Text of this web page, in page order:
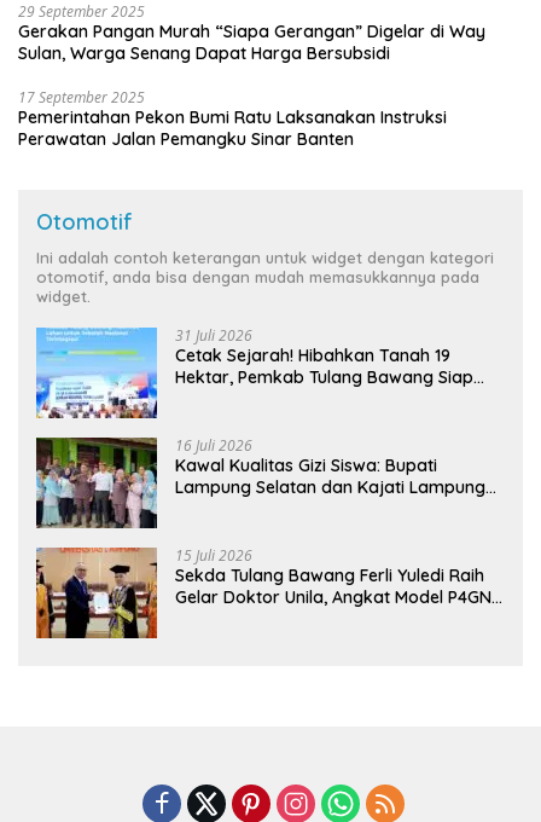
29 September 2025
Gerakan Pangan Murah “Siapa Gerangan” Digelar di Way
Sulan, Warga Senang Dapat Harga Bersubsidi
17 September 2025
Pemerintahan Pekon Bumi Ratu Laksanakan Instruksi
Perawatan Jalan Pemangku Sinar Banten
Otomotif
Ini adalah contoh keterangan untuk widget dengan kategori
otomotif, anda bisa dengan mudah memasukkannya pada
widget.
31 Juli 2026
Cetak Sejarah! Hibahkan Tanah 19
Hektar, Pemkab Tulang Bawang Siap
16 Juli 2026
Kawal Kualitas Gizi Siswa: Bupati
Lampung Selatan dan Kajati Lampung
15 Juli 2026
Sekda Tulang Bawang Ferli Yuledi Raih
Gelar Doktor Unila, Angkat Model P4GN